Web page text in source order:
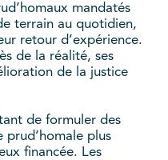
mandatés
terrain au quotidien,
retour d’expérience.
de la réalité, ses
de la justice
de formuler des
prud’homale plus
financée. Les